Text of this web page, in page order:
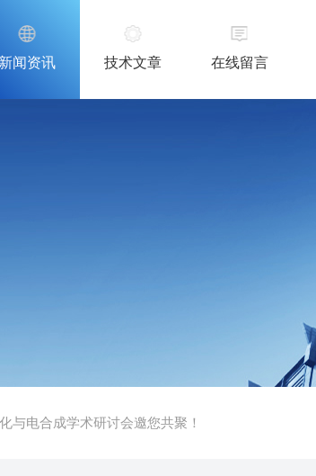
新闻资讯 技术文章 在线留言
与电合成学术研讨会邀您共聚！